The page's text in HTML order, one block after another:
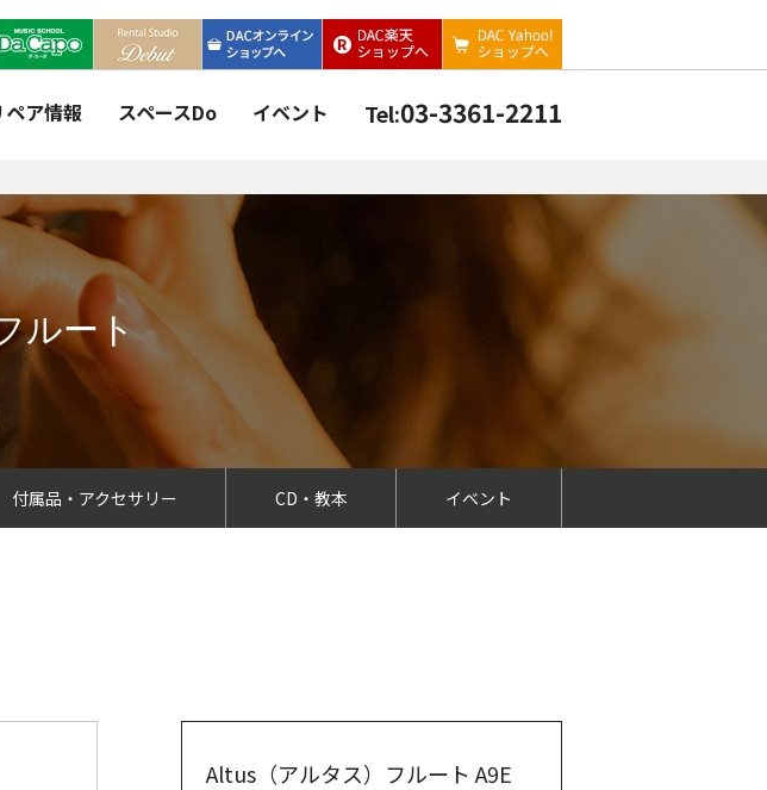
ペア情報 スペースDo イベント Tel:03-3361-2211
ルート
付属品・アクセサリー CD・教本 イベント
Altus（アルタス）フルート A9E